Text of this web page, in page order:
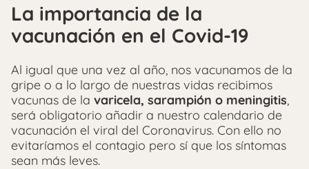
La importancia de la
vacunación en el Covid-19
Al igual que una vez al año, nos vacunamos de la
gripe o a lo largo de nuestras vidas recibimos
vacunas de la varicela, sarampión o meningitis,
será obligatorio añadir a nuestro calendario de
vacunación el viral del Coronavirus. Con ello no
evitaríamos el contagio pero sí que los síntomas
sean más leves.